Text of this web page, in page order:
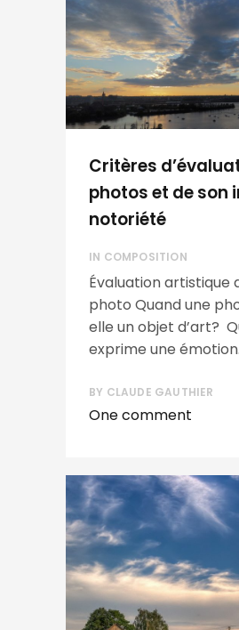
Critères
photos et de son
notoriété
IN COMPOSITION
Évaluation artistique
photo Quand une
elle un objet d’art?
exprime une
BY CLAUDE GAUTHIER
One comment